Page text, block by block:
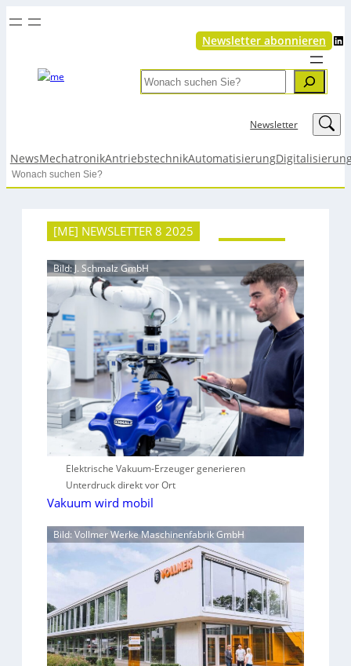
Newsletter abonnieren LinkedIn
Search
Newsletter LinkedIn
NewsMechatronikAntriebstechnikAutomatisierung
Search
[ME] NEWSLETTER 8 2025
Bild: J. Schmalz GmbH
Elektrische Vakuum-Erzeuger generieren
Unterdruck direkt vor Ort
Vakuum wird mobil
Bild: Vollmer Werke Maschinenfabrik GmbH